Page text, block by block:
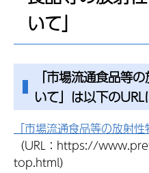
いて」
「市場流通食品等
いて」は以下のURL
「市場流通食品等の放射
（URL：https://
top.html）